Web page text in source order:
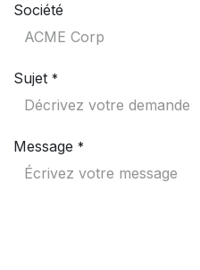
Société
Sujet *
Message *